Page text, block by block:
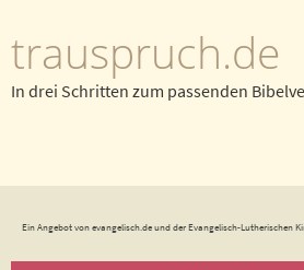
trauspruch.de
In drei Schritten zum passenden
Ein Angebot von evangelisch.de und der Evangelisch-Lutherischen